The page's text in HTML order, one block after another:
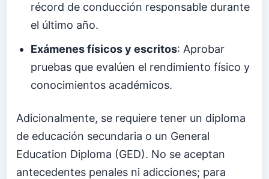
récord de conducción responsable durante
el último año.
Exámenes físicos y escritos: Aprobar
pruebas que evalúen el rendimiento físico y
conocimientos académicos.
Adicionalmente, se requiere tener un diploma
de educación secundaria o un General
Education Diploma (GED). No se aceptan
antecedentes penales ni adicciones; para